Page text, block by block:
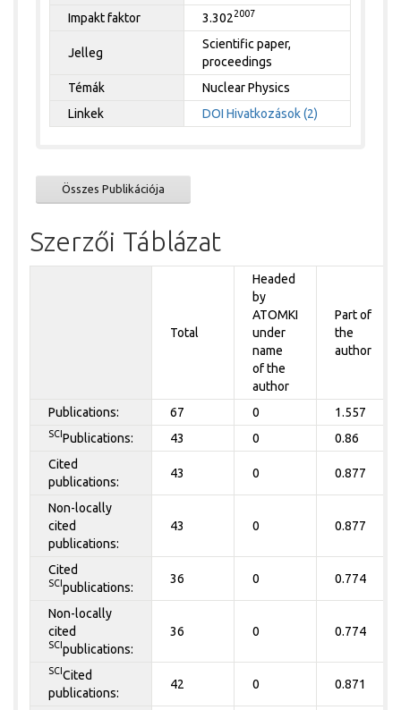
Impakt faktor
3.3022007
Jelleg
Scientific paper,
proceedings
Témák
Nuclear Physics
Linkek
DOI Hivatkozások (2)
Összes Publikációja
Szerzői Táblázat
Total
Headed
by
ATOMKI
under
name
of the
author
Part of
the
author
Publications: 67 0 1.557
SCI Publications: 43 0
0.86
Cited
publications:
43 0 0.877
Non-locally
cited
publications:
43 0 0.877
Cited
SCI publications:
36 0 0.774
Non-locally
cited
SCI publications:
36 0 0.774
SCI Cited
publications:
42 0 0.871